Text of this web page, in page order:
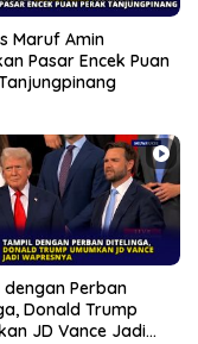
Maruf Amin
Pasar Encek Puan
dengan Perban
Donald Trump
JD Vance Jadi